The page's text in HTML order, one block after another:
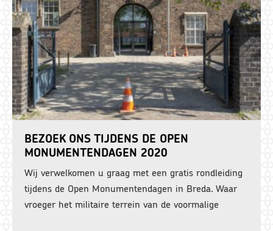
BEZOEK ONS TIJDENS DE OPEN
MONUMENTENDAGEN 2020
Wij verwelkomen u graag met een gratis rondleiding
tijdens de Open Monumentendagen in Breda. Waar
vroeger het militaire terrein van de voormalige